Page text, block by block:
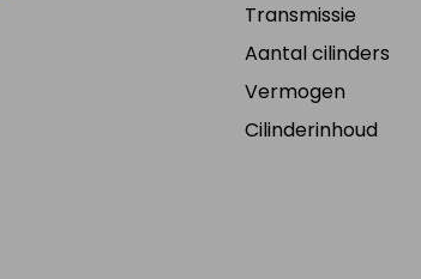
Transmissie
Aantal cilinders
Vermogen
Cilinderinhoud